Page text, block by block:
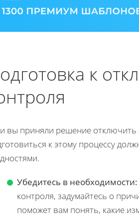
к
вы приняли решение отключить
к этому процессу
Убедитесь в необходимости:
контроля, задумайтесь о
поможет вам понять, какие